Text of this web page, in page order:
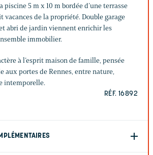
piscine 5 m x 10 m bordée d’une terrasse
vacances de la propriété. Double garage
abri de jardin viennent enrichir les
immobilier.
à l’esprit maison de famille, pensée
aux portes de Rennes, entre nature,
intemporelle.
RÉF. 16892